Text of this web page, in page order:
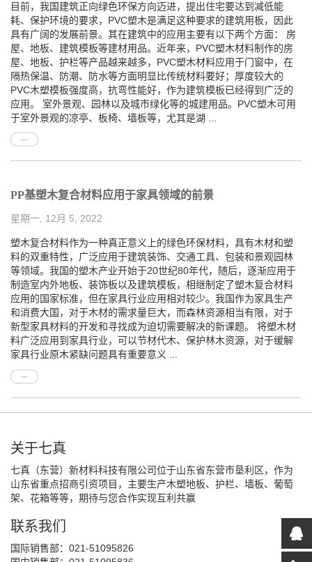
目前，我国建筑正向绿色环保方向迈进，提出住宅要达到减低能
耗、保护环境的要求，PVC塑木是满足这种要求的建筑用板，因此
具有广阔的发展前景。其在建筑中的应用主要有以下两个方面： 房
屋、地板、建筑模板等建材用品。近年来，PVC塑木材料制作的房
屋、地板、护栏等产品越来越多，PVC塑木材料应用于门窗中，在
隔热保温、防潮、防水等方面明显比传统材料要好；厚度较大的
PVC木塑模板强度高，抗弯性能好，作为建筑模板已经得到广泛的
应用。 室外景观、园林以及城市绿化等的城建用品。PVC塑木可用
于室外景观的凉亭、板椅、墙板等，尤其是湖 ...
PP基塑木复合材料应用于家具领域的前景
星期一, 12月 5, 2022
塑木复合材料作为一种真正意义上的绿色环保材料，具有木材和塑
料的双重特性，广泛应用于建筑装饰、交通工具、包装和景观园林
等领域。我国的塑木产业开始于20世纪80年代，随后，逐渐应用于
制造室内外地板、装饰板以及建筑模板，相继制定了塑木复合材料
应用的国家标准，但在家具行业应用相对较少。我国作为家具生产
和消费大国，对于木材的需求量巨大，而森林资源相当有限，对于
新型家具材料的开发和寻找成为迫切需要解决的新课题。 将塑木材
料广泛应用到家具行业，可以节材代木、保护林木资源，对于缓解
家具行业原木紧缺问题具有重要意义 ...
关于七真
七真（东营）新材料科技有限公司位于山东省东营市垦利区，作为
山东省重点招商引资项目，主要生产木塑地板、护栏、墙板、葡萄
架、花箱等等，期待与您合作实现互利共赢
联系我们
国际销售部：021-51095826